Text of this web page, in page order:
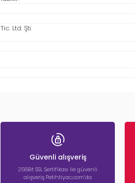
Ltd. Şti.
Güvenli alışveriş
256Bit SSL Sertifikası ile güvenli
alışveriş Petihtiyac.com’da